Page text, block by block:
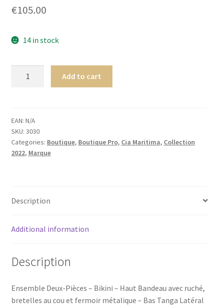
€105.00
14 in stock
ENSEMBLE
DEUX
PIÈCES
-
Add to cart
EAN: N/A
SKU: 3030
Categories: Boutique, Boutique Pro, Cia Maritima, Collection
2022, Marque
Description
Additional information
Description
Ensemble Deux-Pièces – Bikini – Haut Bandeau avec ruché,
bretelles au cou et fermoir métalique – Bas Tanga Latéral